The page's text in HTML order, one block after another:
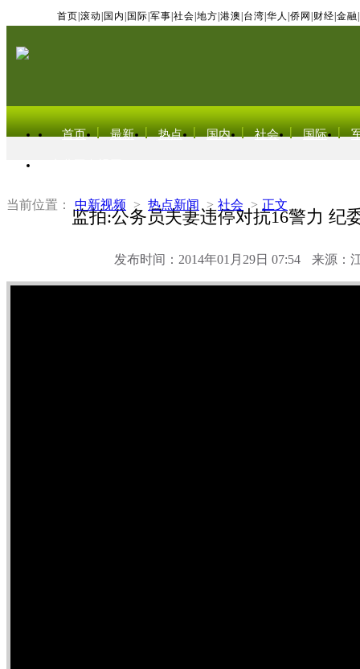
首页 滚动 国内 国际 军事 社会 地方 港澳 台湾 华人 侨网 财经 金融
首页 最新 热点 国内 社会 国际
当前位置： 中新视频 > 热点新闻 > 社会 > 正文
监拍:公务员夫妻违停对抗16警力 纪
发布时间：2014年01月29日 07:54 来源：